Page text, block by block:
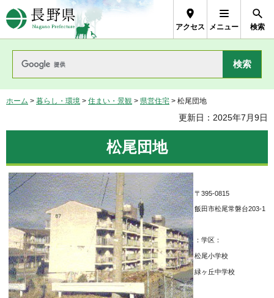
長野県Nagano Prefecture
アクセス メニュー 検索
ホーム > 暮らし・環境 > 住まい・景観 > 県営住宅 > 松尾団地
更新日：2025年7月9日
松尾団地
〒395-0815
飯田市松尾常磐台203-1
：学区：
松尾小学校
緑ヶ丘中学校